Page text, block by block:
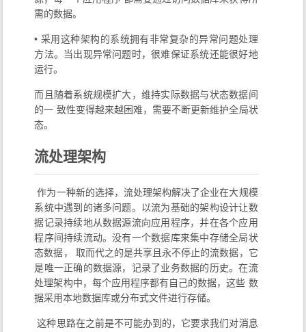
需的数据。
• 采用这种架构的系统拥有非常复杂的异常问题处理
方法。当出现异常问题时，很难保证系统还能很好地
运行。
而且随着系统规模扩大，维持实际数据与状态数据间
的一 致性变得越来越困难，需要不断更新维护全局状
态。
流处理架构
​ 作为一种新的选择，流处理架构解决了企业在大规模
系统中遇到的诸多问题。以流为基础的架构设计让数
据记录持续地从数据源流向应用程序，并在各个应用
程序间持续流动。没有一个数据库来集中存储全局状
态数据， 取而代之的是共享且永不停止的流数据，它
是唯一正确的数据源，记录了业务数据的历史。在流
处理架构中，每个应用程序都有自己的数据，这些 数
据采用本地数据库或分布式文件进行存储。
​ 这种思路在之前是不可能办到的，它要求我们对消息